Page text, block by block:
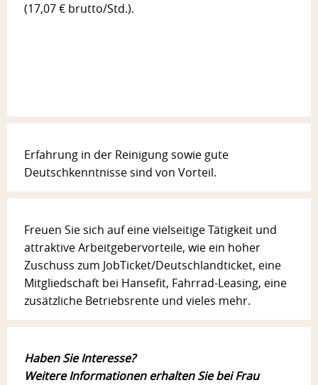
(17,07 € brutto/Std.).
Erfahrung in der Reinigung sowie gute
Deutschkenntnisse sind von Vorteil.
Freuen Sie sich auf eine vielseitige Tätigkeit und
attraktive Arbeitgebervorteile, wie ein hoher
Zuschuss zum JobTicket/Deutschlandticket, eine
Mitgliedschaft bei Hansefit, Fahrrad-Leasing, eine
zusätzliche Betriebsrente und vieles mehr.
Haben Sie Interesse?
Weitere Informationen erhalten Sie bei Frau